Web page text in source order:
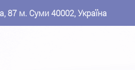
87 м. Суми 40002, Україна